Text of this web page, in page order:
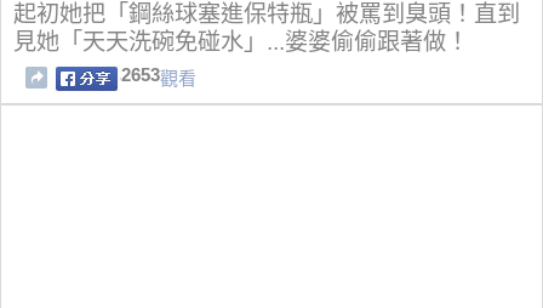
起初她把「鋼絲球塞進保特瓶」被罵到臭頭！直到
見她「天天洗碗免碰水」...婆婆偷偷跟著做！
2653觀看